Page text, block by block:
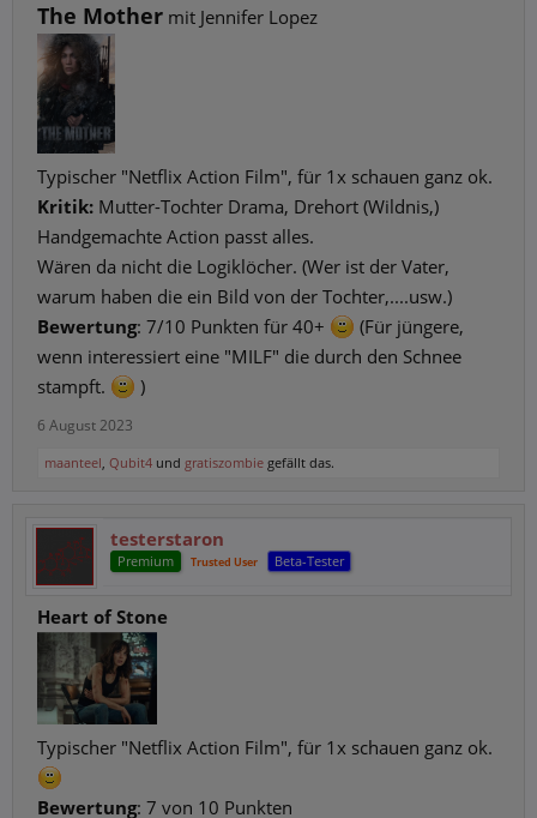
The Mother mit Jennifer Lopez
Typischer "Netflix Action Film", für 1x schauen ganz ok.
Kritik: Mutter-Tochter Drama, Drehort (Wildnis,)
Handgemachte Action passt alles.
Wären da nicht die Logiklöcher. (Wer ist der Vater,
warum haben die ein Bild von der Tochter,....usw.)
Bewertung: 7/10 Punkten für 40+
(Für jüngere,
wenn interessiert eine "MILF" die durch den Schnee
stampft.
)
6 August 2023
maanteel, Qubit4 und gratiszombie gefällt das.
testerstaron
Premium Trusted User Beta-Tester
Heart of Stone
Typischer "Netflix Action Film", für 1x schauen ganz ok.
Bewertung: 7 von 10 Punkten